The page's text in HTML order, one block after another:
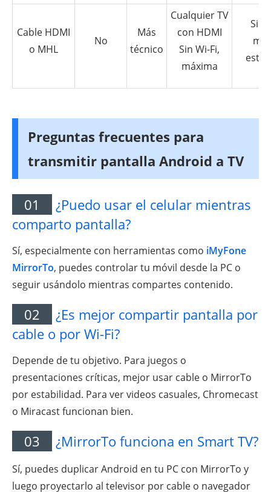
Cable HDMI
o MHL
No
Más
técnico
Cualquier TV
con HDMI
Sin Wi-Fi,
máxima
Sin
Preguntas frecuentes para
transmitir pantalla Android a TV
01
¿Puedo usar el celular mientras
comparto pantalla?
Sí, especialmente con herramientas como iMyFone
MirrorTo, puedes controlar tu móvil desde la PC o
seguir usándolo mientras compartes contenido.
02
¿Es mejor compartir pantalla por
cable o por Wi-Fi?
Depende de tu objetivo. Para juegos o
presentaciones críticas, mejor usar cable o MirrorTo
por estabilidad. Para ver videos casuales, Chromecast
o Miracast funcionan bien.
03 ¿MirrorTo funciona en Smart TV?
Sí, puedes duplicar Android en tu PC con MirrorTo y
luego proyectarlo al televisor por cable o navegador